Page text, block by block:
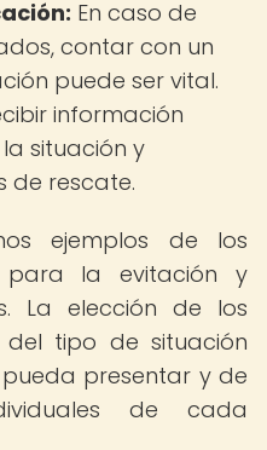
En caso de
contar con un
puede ser vital.
información
situación y
de rescate.
ejemplos de los
para la evitación y
La elección de los
tipo de situación
presentar y de
de cada